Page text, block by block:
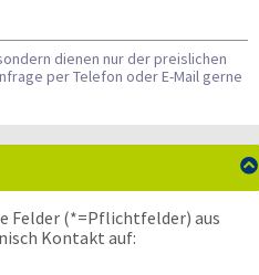
dienen nur der preislichen
per Telefon oder E-Mail gerne

Felder (*=Pflichtfelder) aus
Kontakt auf: